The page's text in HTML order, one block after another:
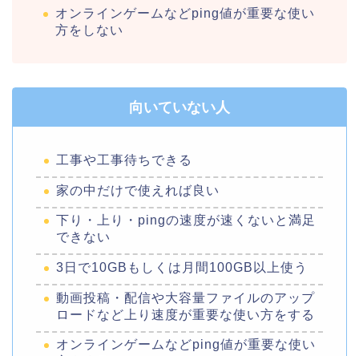
オンラインゲームなどping値が重要な使い
方をしない
向いていない人
工事や工事待ちできる
家の中だけで使えれば良い
下り・上り・pingの速度が速くないと満足
できない
3日で10GBもしくは月間100GB以上使う
動画投稿・配信や大容量ファイルのアップ
ロードなど上り速度が重要な使い方をする
オンラインゲームなどping値が重要な使い